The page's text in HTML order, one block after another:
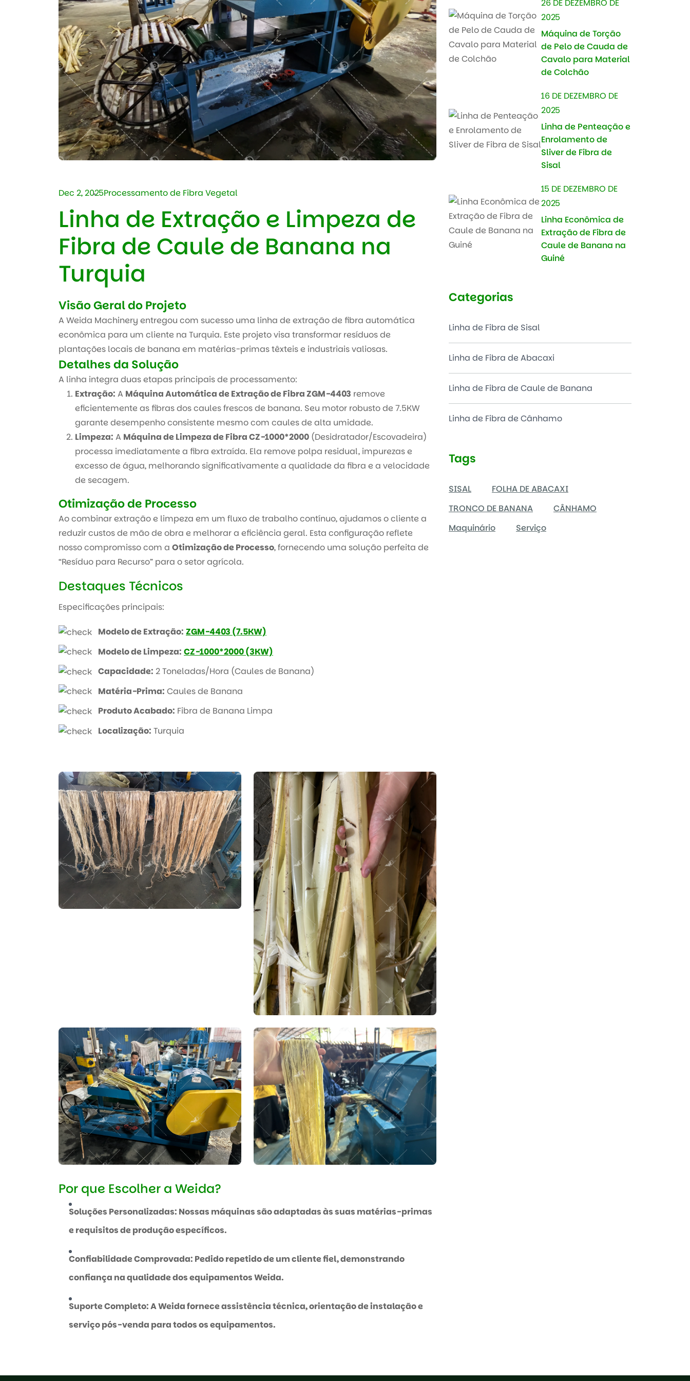
Dec 2, 2025Processamento de Fibra Vegetal
Linha de Extração e Limpeza de
Fibra de Caule de Banana na
Turquia
Visão Geral do Projeto
A Weida Machinery entregou com sucesso uma linha de extração de fibra automática
econômica para um cliente na Turquia. Este projeto visa transformar resíduos de
plantações locais de banana em matérias-primas têxteis e industriais valiosas.
Detalhes da Solução
A linha integra duas etapas principais de processamento:
Extração: A Máquina Automática de Extração de Fibra ZGM-4403 remove
eficientemente as fibras dos caules frescos de banana. Seu motor robusto de 7.5KW
garante desempenho consistente mesmo com caules de alta umidade.
Limpeza: A Máquina de Limpeza de Fibra CZ-1000*2000 (Desidratador/Escovadeira)
processa imediatamente a fibra extraída. Ela remove polpa residual, impurezas e
excesso de água, melhorando significativamente a qualidade da fibra e a velocidade
de secagem.
Otimização de Processo
Ao combinar extração e limpeza em um fluxo de trabalho contínuo, ajudamos o cliente a
reduzir custos de mão de obra e melhorar a eficiência geral. Esta configuração reflete
nosso compromisso com a Otimização de Processo, fornecendo uma solução perfeita de
“Resíduo para Recurso” para o setor agrícola.
Destaques Técnicos
Especificações principais:
Modelo de Extração: ZGM-4403 (7.5KW)
Modelo de Limpeza: CZ-1000*2000 (3KW)
Capacidade: 2 Toneladas/Hora (Caules de Banana)
Matéria-Prima: Caules de Banana
Produto Acabado: Fibra de Banana Limpa
Localização: Turquia
Por que Escolher a Weida?
Soluções Personalizadas: Nossas máquinas são adaptadas às suas matérias-primas
e requisitos de produção específicos.
Confiabilidade Comprovada: Pedido repetido de um cliente fiel, demonstrando
confiança na qualidade dos equipamentos Weida.
Suporte Completo: A Weida fornece assistência técnica, orientação de instalação e
serviço pós-venda para todos os equipamentos.
26 DE DEZEMBRO DE
2025
Máquina de Torção
de Pelo de Cauda de
Cavalo para Material
de Colchão
16 DE DEZEMBRO DE
2025
Linha de Penteação e
Enrolamento de
Sliver de Fibra de
Sisal
15 DE DEZEMBRO DE
2025
Linha Econômica de
Extração de Fibra de
Caule de Banana na
Guiné
Categorias
Linha de Fibra de Sisal
Linha de Fibra de Abacaxi
Linha de Fibra de Caule de Banana
Linha de Fibra de Cânhamo
Tags
SISAL
FOLHA DE ABACAXI
TRONCO DE BANANA
CÂNHAMO
Maquinário
Serviço